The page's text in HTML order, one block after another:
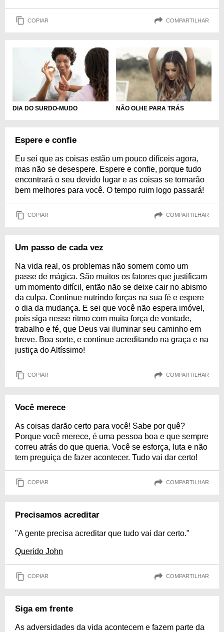
COPIAR COMPARTILHAR
DIA DO SURDO-MUDO NÃO OLHE PARA TRÁS
Espere e confie
Eu sei que as coisas estão um pouco difíceis agora,
mas não se desespere. Espere e confie, porque tudo
encontrará o seu devido lugar e as coisas se tornarão
bem melhores para você. O tempo ruim logo passará!
COPIAR COMPARTILHAR
Um passo de cada vez
Na vida real, os problemas não somem como um
passe de mágica. São muitos os fatores que justificam
um momento difícil, então não se deixe cair no abismo
da culpa. Continue nutrindo forças na sua fé e espere
o dia da mudança. E sei que você não espera imóvel,
pois siga nesse ritmo com muita força de vontade,
trabalho e fé, que Deus vai iluminar seu caminho em
breve. Boa sorte, e continue acreditando na graça e na
justiça do Altíssimo!
COPIAR COMPARTILHAR
Você merece
As coisas darão certo para você! Sabe por quê?
Porque você merece, é uma pessoa boa e que sempre
correu atrás do que queria. Você se esforça, luta e não
tem preguiça de fazer acontecer. Tudo vai dar certo!
COPIAR COMPARTILHAR
Precisamos acreditar
"A gente precisa acreditar que tudo vai dar certo."
Querido John
COPIAR COMPARTILHAR
Siga em frente
As adversidades da vida acontecem e fazem parte da